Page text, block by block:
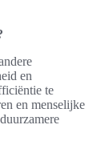
en
te
en menselijke